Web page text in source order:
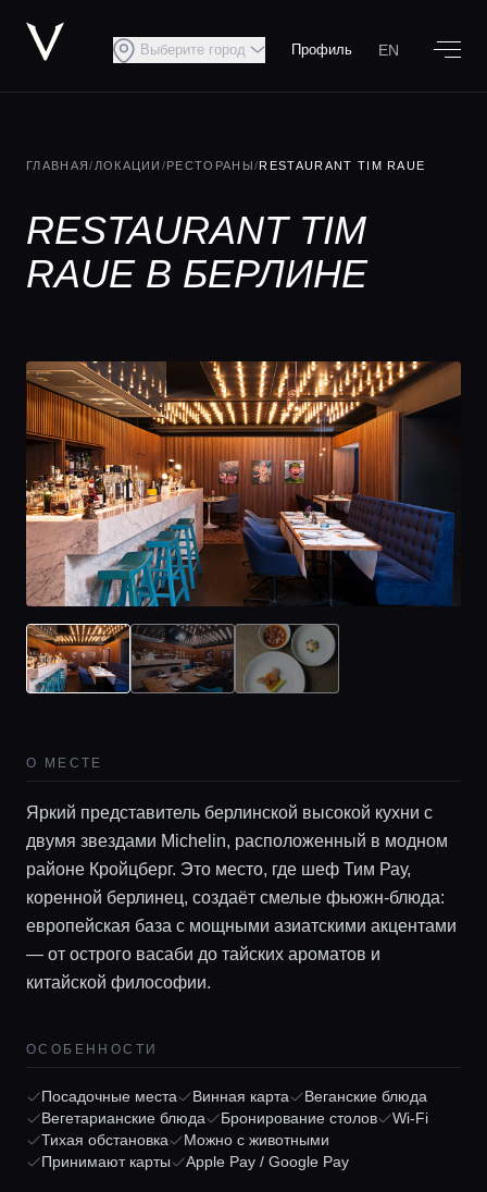
Главная
Выберите город Профиль EN
ГЛАВНАЯ/ ЛОКАЦИИ /РЕСТОРАНЫ/RESTAURANT TIM RAUE
RESTAURANT TIM
RAUE В БЕРЛИНЕ
О МЕСТЕ
Яркий представитель берлинской высокой кухни с
двумя звездами Michelin, расположенный в модном
районе Кройцберг. Это место, где шеф Тим Рау,
коренной берлинец, создаёт смелые фьюжн-блюда:
европейская база с мощными азиатскими акцентами
— от острого васаби до тайских ароматов и
китайской философии.
ОСОБЕННОСТИ
Посадочные места Винная карта
Веганские блюда
Вегетарианские блюда
Бронирование столов
Wi-Fi
Тихая обстановка
Можно с животными
Принимают карты
Apple Pay / Google Pay